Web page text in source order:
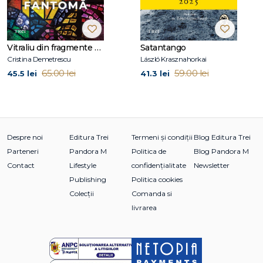
Vitraliu din fragmente de fantomă
Cristina Demetrescu
45.5 lei 65.00 lei
Satantango
László Krasznahorkai
41.3 lei 59.00 lei
Despre noi
Parteneri
Contact
Editura Trei
Pandora M
Lifestyle
Publishing
Colecții
Termeni și condiții
Politica de
confidențialitate
Politica cookies
Comanda si
livrarea
Blog Editura Trei
Blog Pandora M
Newsletter